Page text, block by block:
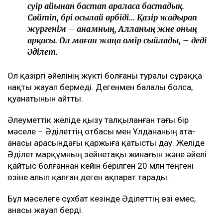
сәуір айынан бастап араласа бастадық.
Сөйтіп, бәрі осылай өрбіді... Қазір жадырап
жүргенім – анамның, Алланың және оның
арқасы. Ол маған жаңа өмір сыйлады, – деді
Әділет.
Ол қазіргі әйелінің жүкті болғаны туралы сұраққа
нақты жауап бермеді. Дегенмен балалы болса,
қуанатынын айтты.
Әлеуметтік желіде қызу талқыланған тағы бір
мәселе – Әділеттің отбасы мен Ұлдананың ата-
анасы арасындағы қаржыға қатысты дау. Желіде
Әділет марқұмның зейнетақы жинағын және әйелі
қайтыс болғаннан кейін берілген 20 млн теңгені
өзіне алып қалған деген ақпарат тарады.
Бұл мәселеге сұхбат кезінде Әділеттің өзі емес,
анасы жауап берді.